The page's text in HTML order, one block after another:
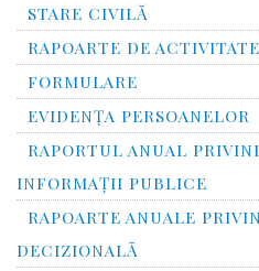
STARE CIVILĂ
RAPOARTE DE ACTIVITATE
FORMULARE
EVIDENȚA PERSOANELOR
RAPORTUL ANUAL
INFORMAŢII PUBLICE
RAPOARTE ANUALE
DECIZIONALĂ